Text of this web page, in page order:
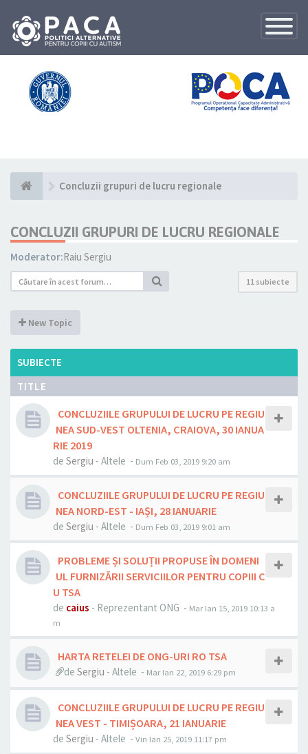
Toggle
Concluzii grupuri de lucru regionale
CONCLUZII GRUPURI DE LUCRU REGIONALE
Moderator:Raiu Sergiu
11 subiecte
New Topic
SUBIECTE
TITLE
CONCLUZIILE GRUPULUI DE LUCRU PE REGIU
NEA SUD-VEST OLTENIA, CRAIOVA, 30 IANUA
RIE 2019
de Sergiu - Altele - Dum Feb 03, 2019 9:20 am
CONCLUZIILE GRUPULUI DE LUCRU PE REGIU
NEA NORD-EST - IAȘI, 28 IANUARIE
de Sergiu - Altele - Dum Feb 03, 2019 9:01 am
PROBLEME ȘI SOLUȚII PROPUSE ÎN DOMENI
UL FURNIZĂRII SERVICIILOR PENTRU COPIII C
U TSA
de caius - Reprezentant ONG - Mar Ian 15, 2019 10:13 a
m
HARTA RETELEI DE ONG-URI RO TSA
de Sergiu - Altele - Mar Ian 22, 2019 6:29 pm
CONCLUZIILE GRUPULUI DE LUCRU PE REGIU
NEA VEST - TIMIȘOARA, 21 IANUARIE
de Sergiu - Altele - Vin Ian 25, 2019 11:17 pm